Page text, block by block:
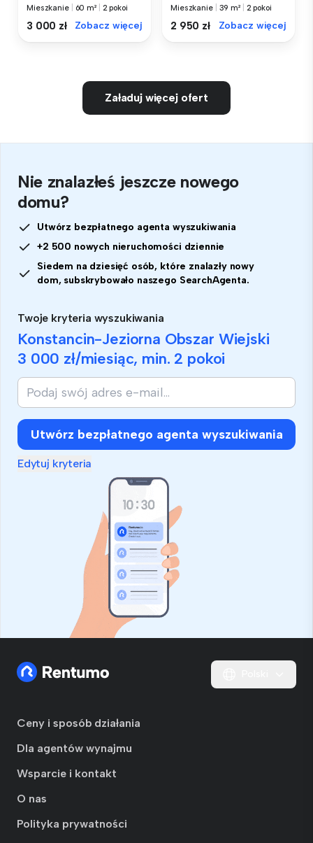
Mieszkanie 60 m² 2 pokoi
3 000 zł Zobacz więcej
Mieszkanie 39 m² 2 pokoi
2 950 zł Zobacz więcej
Załaduj więcej ofert
Nie znalazłeś jeszcze nowego
domu?
Utwórz bezpłatnego agenta wyszukiwania
+2 500 nowych nieruchomości dziennie
Siedem na dziesięć osób, które znalazły nowy
dom, subskrybowało naszego SearchAgenta.
Twoje kryteria wyszukiwania
Konstancin-Jeziorna Obszar Wiejski
3 000 zł/miesiąc, min. 2 pokoi
Jeśli
jesteś
człowiekiem,
zignoruj
to
pole
Utwórz bezpłatnego agenta wyszukiwania
Edytuj kryteria
Ceny i sposób działania
Dla agentów wynajmu
Wsparcie i kontakt
O nas
Polityka prywatności